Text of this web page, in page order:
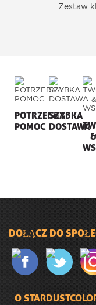
Zestaw
POTRZEBNA
POMOC
SZYBKA
DOSTAWA
DOŁĄCZ DO
O